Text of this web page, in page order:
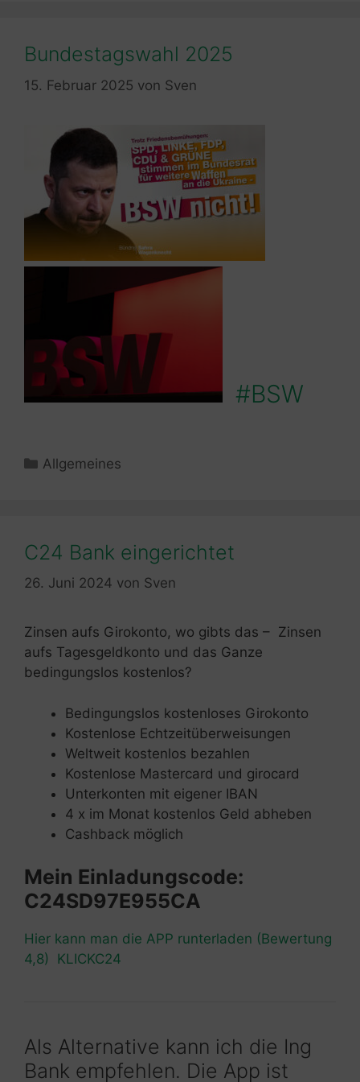
Bundestagswahl 2025
15. Februar 2025 von Sven
#BSW
Kategorien
Allgemeines
C24 Bank eingerichtet
26. Juni 2024 von Sven
Zinsen aufs Girokonto, wo gibts das – Zinsen
aufs Tagesgeldkonto und das Ganze
bedingungslos kostenlos?
Bedingungslos kostenloses Girokonto
Kostenlose Echtzeitüberweisungen
Weltweit kostenlos bezahlen
Kostenlose Mastercard und girocard
Unterkonten mit eigener IBAN
4 x im Monat kostenlos Geld abheben
Cashback möglich
Mein Einladungscode:
C24SD97E955CA
Hier kann man die APP runterladen (Bewertung
4,8) KLICKC24
Als Alternative kann ich die Ing
Bank empfehlen. Die App ist